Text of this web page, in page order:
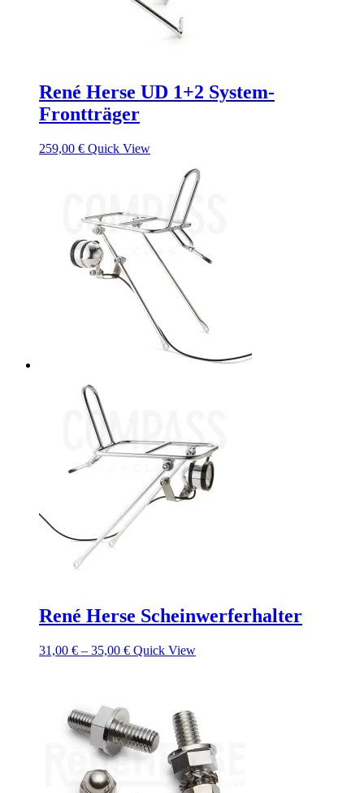
René Herse UD 1+2 System-
Frontträger
259,00 € Quick View
René Herse Scheinwerferhalter
31,00 € – 35,00 € Quick View